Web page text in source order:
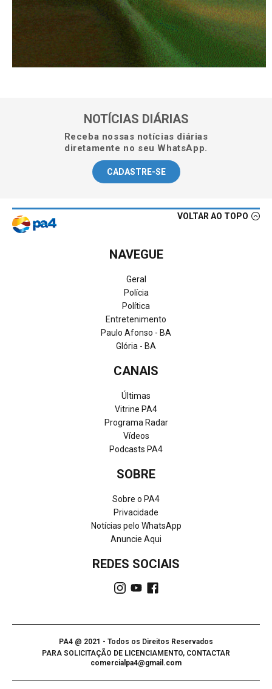
NOTÍCIAS DIÁRIAS
Receba nossas notícias diárias
diretamente no seu WhatsApp.
CADASTRE-SE
VOLTAR AO TOPO
NAVEGUE
Geral
Polícia
Política
Entretenimento
Paulo Afonso - BA
Glória - BA
CANAIS
Últimas
Vitrine PA4
Programa Radar
Vídeos
Podcasts PA4
SOBRE
Sobre o PA4
Privacidade
Notícias pelo WhatsApp
Anuncie Aqui
REDES SOCIAIS
PA4 @ 2021 - Todos os Direitos Reservados
PARA SOLICITAÇÃO DE LICENCIAMENTO, CONTACTAR
comercialpa4@gmail.com